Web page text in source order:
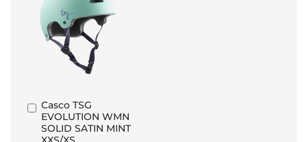
Casco TSG
EVOLUTION WMN
SOLID SATIN MINT
Añadir
al
carrito